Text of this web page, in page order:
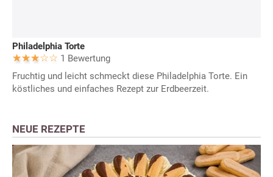
Philadelphia Torte
1 Bewertung
Fruchtig und leicht schmeckt diese Philadelphia Torte. Ein
köstliches und einfaches Rezept zur Erdbeerzeit.
NEUE REZEPTE